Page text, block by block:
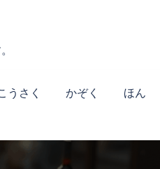
うさく かぞく ほん